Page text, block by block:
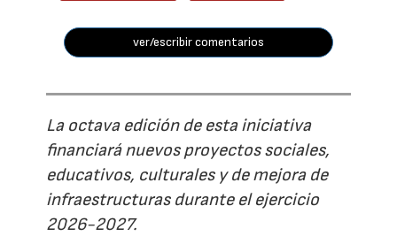
ver/escribir comentarios
La octava edición de esta iniciativa
financiará nuevos proyectos sociales,
educativos, culturales y de mejora de
infraestructuras durante el ejercicio
2026-2027.